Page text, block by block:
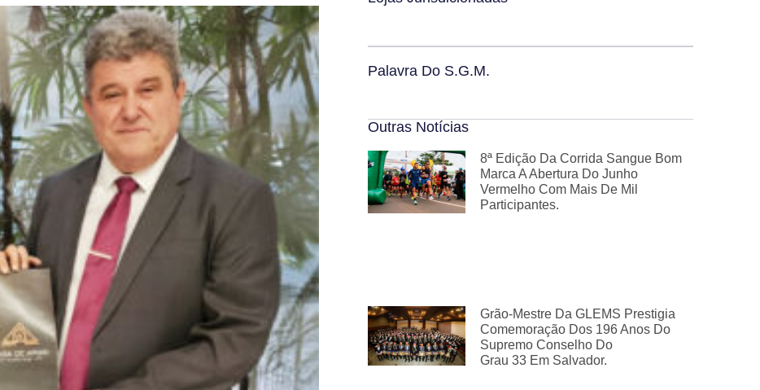
Palavra Do S.G.M.
Outras Notícias
8ª Edição Da Corrida Sangue Bom
Marca A Abertura Do Junho
Vermelho Com Mais De Mil
Participantes.
Grão-Mestre Da GLEMS Prestigia
Comemoração Dos 196 Anos Do
Supremo Conselho Do
Grau 33 Em Salvador.